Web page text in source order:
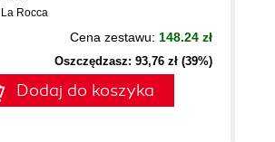
Rocca
Cena zestawu: 148.24 zł
Oszczędzasz: 93,76 zł (39%)
Dodaj do koszyka